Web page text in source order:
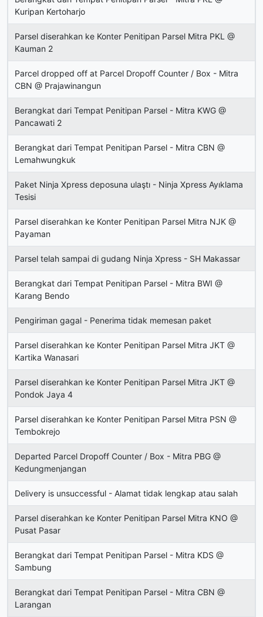
Kuripan Kertoharjo
Parsel diserahkan ke Konter Penitipan Parsel Mitra PKL @
Kauman 2
Parcel dropped off at Parcel Dropoff Counter / Box - Mitra
CBN @ Prajawinangun
Berangkat dari Tempat Penitipan Parsel - Mitra KWG @
Pancawati 2
Berangkat dari Tempat Penitipan Parsel - Mitra CBN @
Lemahwungkuk
Paket Ninja Xpress deposuna ulaştı - Ninja Xpress Ayıklama
Tesisi
Parsel diserahkan ke Konter Penitipan Parsel Mitra NJK @
Payaman
Parsel telah sampai di gudang Ninja Xpress - SH Makassar
Berangkat dari Tempat Penitipan Parsel - Mitra BWI @
Karang Bendo
Pengiriman gagal - Penerima tidak memesan paket
Parsel diserahkan ke Konter Penitipan Parsel Mitra JKT @
Kartika Wanasari
Parsel diserahkan ke Konter Penitipan Parsel Mitra JKT @
Pondok Jaya 4
Parsel diserahkan ke Konter Penitipan Parsel Mitra PSN @
Tembokrejo
Departed Parcel Dropoff Counter / Box - Mitra PBG @
Kedungmenjangan
Delivery is unsuccessful - Alamat tidak lengkap atau salah
Parsel diserahkan ke Konter Penitipan Parsel Mitra KNO @
Pusat Pasar
Berangkat dari Tempat Penitipan Parsel - Mitra KDS @
Sambung
Berangkat dari Tempat Penitipan Parsel - Mitra CBN @
Larangan